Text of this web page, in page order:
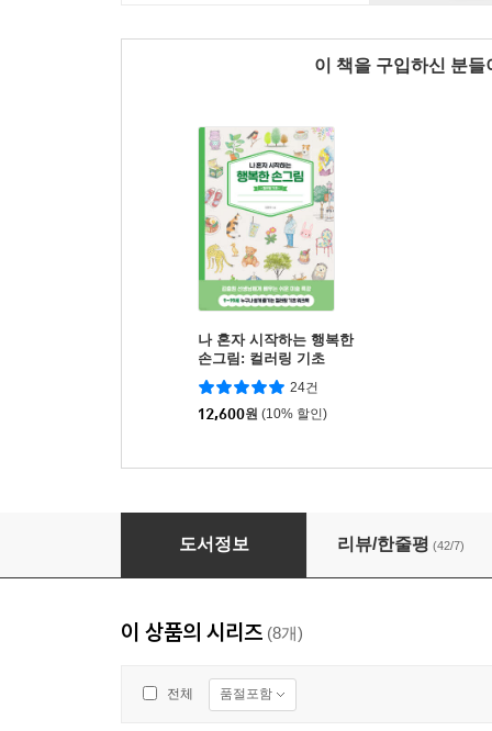
이 책을 구입하신 분
나 혼자 시작하는 행복한
손그림: 컬러링 기초
24건
12,600원 (10% 할인)
스케치 쉽게 하기 : 캐릭터와 카툰
도서정보 리뷰/한줄평 (42/7)
이 상품의 시리즈 (8개)
전체 품절포함